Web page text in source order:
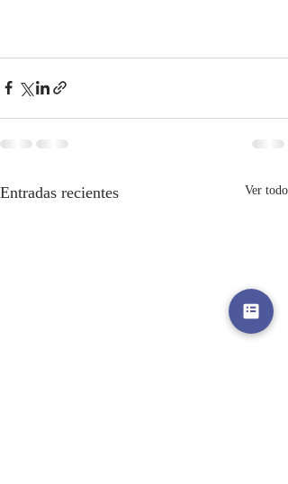
Entradas recientes Ver todo